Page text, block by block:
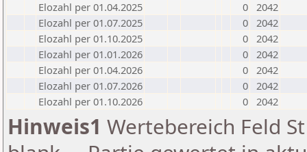
Elozahl per 01.04.2025
0 2042
Elozahl per 01.07.2025
0 2042
Elozahl per 01.10.2025
0 2042
Elozahl per 01.01.2026
0 2042
Elozahl per 01.04.2026
0 2042
Elozahl per 01.07.2026
0 2042
Elozahl per 01.10.2026
0 2042
Hinweis1 Wertebereich Feld